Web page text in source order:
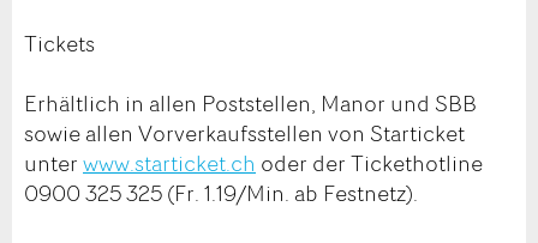
Tickets
Erhältlich in allen Poststellen, Manor und SBB
sowie allen Vorverkaufsstellen von Starticket
unterwww.starticket.ch oder der Tickethotline
0900 325 325 (Fr. 1.19/Min. ab Festnetz).